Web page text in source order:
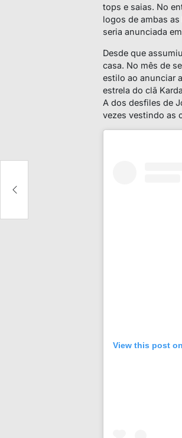
tops e saias. No
logos de ambas as
seria anunciada
Desde que
casa. No mês de
estilo ao anunciar
estrela do clã
A dos desfiles de
vezes vestindo as
View this post